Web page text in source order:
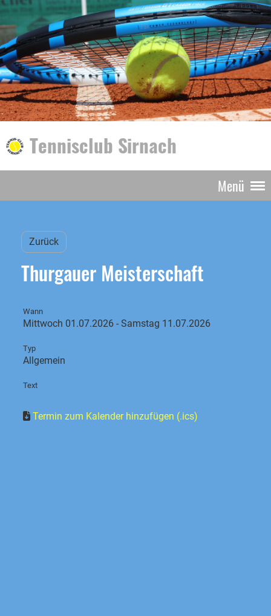
Tennisclub Sirnach
Menü
Zurück
Thurgauer Meisterschaft
Wann
Mittwoch 01.07.2026 - Samstag 11.07.2026
Typ
Allgemein
Text
Termin zum Kalender hinzufügen (.ics)